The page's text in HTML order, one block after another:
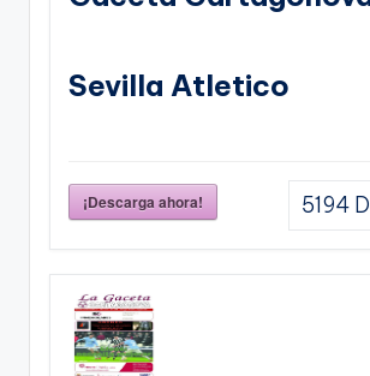
Sevilla Atletico
¡Descarga ahora! 5194